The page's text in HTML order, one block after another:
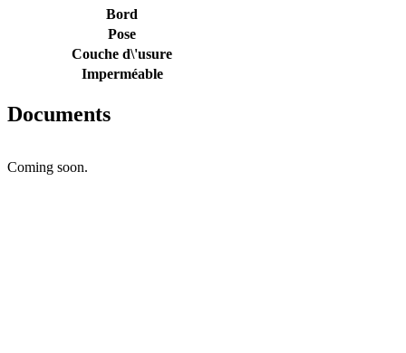
Bord
Pose
Couche d\'usure
Imperméable
Documents
Coming soon.